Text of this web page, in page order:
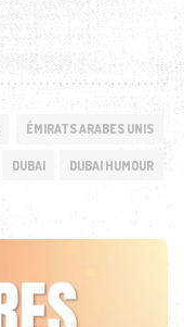
ÉMIRATS ARABES UNIS
DUBAI DUBAI HUMOUR